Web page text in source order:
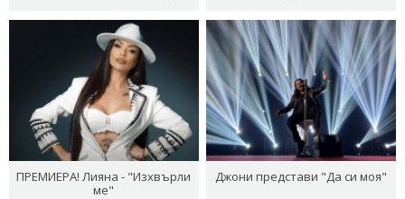
ПРЕМИЕРА! Лияна - "Изхвърли
ме"
Джони представи "Да си моя"